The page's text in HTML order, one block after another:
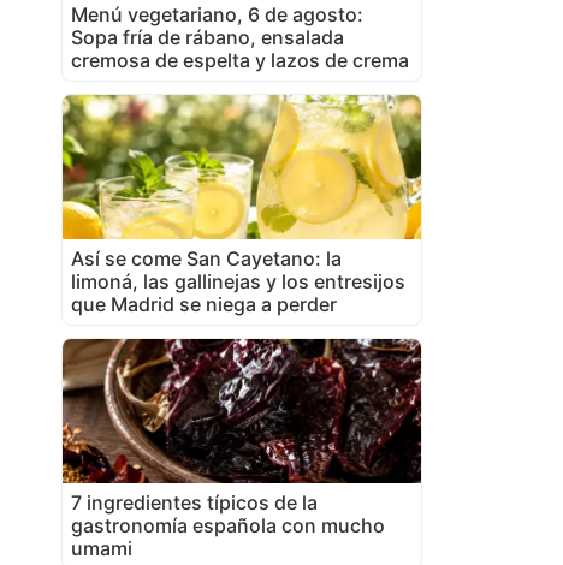
Menú vegetariano, 6 de agosto:
Sopa fría de rábano, ensalada
cremosa de espelta y lazos de crema
Así se come San Cayetano: la
limoná, las gallinejas y los entresijos
que Madrid se niega a perder
7 ingredientes típicos de la
gastronomía española con mucho
umami